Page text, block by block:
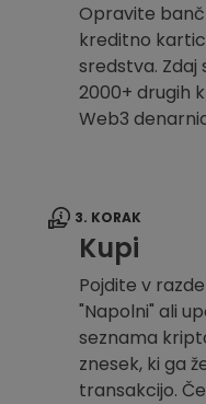
Opravite
kreditno
sredstva. Zdaj
2000+ drugih
Web3
3. KORAK
Kupi
Pojdite v
"Napolni" ali
seznama
znesek, ki ga
transakcijo.